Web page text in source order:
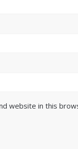
website in this